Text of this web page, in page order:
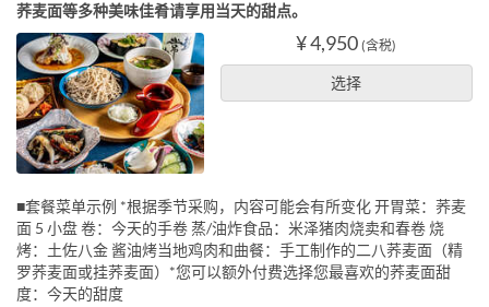
荞麦面等多种美味佳肴请享用当天的甜点。
¥ 4,950 (含税)
选择
■套餐菜单示例 *根据季节采购，内容可能会有所变化 开胃菜：荞麦
面 5 小盘 卷：今天的手卷 蒸/油炸食品：米泽猪肉烧卖和春卷 烧
烤：土佐八金 酱油烤当地鸡肉和曲餐：手工制作的二八荞麦面（精
罗荞麦面或挂荞麦面）*您可以额外付费选择您最喜欢的荞麦面甜
度：今天的甜度